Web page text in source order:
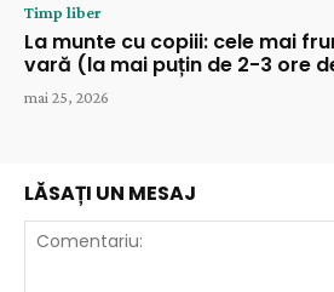
Timp liber
La munte cu copiii: cele mai
vară (la mai puțin de 2-3 ore
mai 25, 2026
LĂSAȚI UN MESAJ